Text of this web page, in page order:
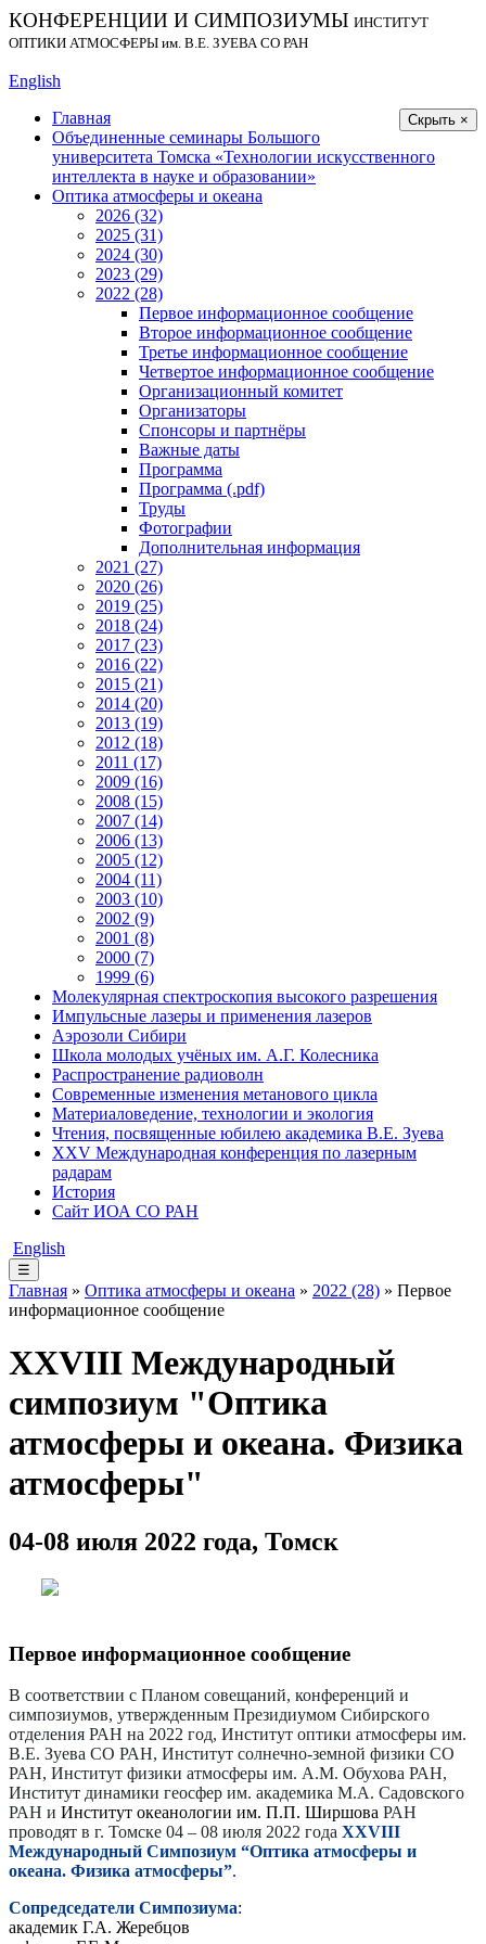
КОНФЕРЕНЦИИ И СИМПОЗИУМЫ ИНСТИТУТ
ОПТИКИ АТМОСФЕРЫ им. В.Е. ЗУЕВА СО РАН
English
Скрыть ×
Главная
Объединенные семинары Большого
университета Томска «Технологии искусственного
интеллекта в науке и образовании»
Оптика атмосферы и океана
2026 (32)
2025 (31)
2024 (30)
2023 (29)
2022 (28)
Первое информационное сообщение
Второе информационное сообщение
Третье информационное сообщение
Четвертое информационное сообщение
Организационный комитет
Организаторы
Спонсоры и партнёры
Важные даты
Программа
Программа (.pdf)
Труды
Фотографии
Дополнительная информация
2021 (27)
2020 (26)
2019 (25)
2018 (24)
2017 (23)
2016 (22)
2015 (21)
2014 (20)
2013 (19)
2012 (18)
2011 (17)
2009 (16)
2008 (15)
2007 (14)
2006 (13)
2005 (12)
2004 (11)
2003 (10)
2002 (9)
2001 (8)
2000 (7)
1999 (6)
Молекулярная спектроскопия высокого разрешения
Импульсные лазеры и применения лазеров
Аэрозоли Сибири
Школа молодых учёных им. А.Г. Колесника
Распространение радиоволн
Современные изменения метанового цикла
Материаловедение, технологии и экология
Чтения, посвященные юбилею академика В.Е. Зуева
XXV Международная конференция по лазерным
радарам
История
Сайт ИОА СО РАН
English
☰
Главная » Оптика атмосферы и океана » 2022 (28) » Первое
информационное сообщение
XXVIII Международный
симпозиум "Оптика
атмосферы и океана. Физика
атмосферы"
04-08 июля 2022 года, Томск
Первое информационное сообщение
В соответствии с Планом совещаний, конференций и
симпозиумов, утвержденным Президиумом Сибирского
отделения РАН на 2022 год, Институт оптики атмосферы им.
В.Е. Зуева СО РАН, Институт солнечно-земной физики СО
РАН, Институт физики атмосферы им. А.М. Обухова РАН,
Институт динамики геосфер им. академика М.А. Садовского
РАН и Институт океанологии им. П.П. Ширшова РАН
проводят в г. Томске 04 – 08 июля 2022 года XXVIII
Международный Cимпозиум “Оптика атмосферы и
океана. Физика атмосферы”.
Сопредседатели Симпозиума:
академик Г.А. Жеребцов